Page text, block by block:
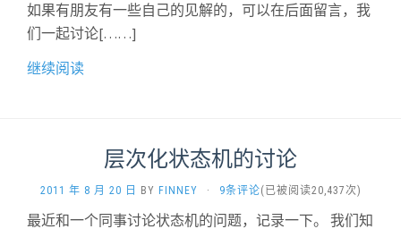
如果有朋友有一些自己的见解的，可以在后面留言，我
们一起讨论[……]
继续阅读
层次化状态机的讨论
2011 年 8 月 20 日 BY FINNEY · 9条评论(已被阅读20,437次)
最近和一个同事讨论状态机的问题，记录一下。 我们知